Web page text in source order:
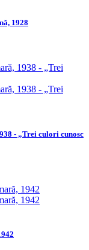
1928
- „Trei culori cunosc